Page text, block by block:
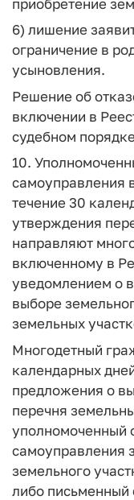
6) лишение
ограничение в
усыновления.
Решение об
включении в
судебном
10.
самоуправления
течение 30
утверждения
направляют
включенному в
уведомлением о
выборе
земельных
Многодетный
календарных
предложения о
перечня
уполномоченный
самоуправления
земельного
либо письменный